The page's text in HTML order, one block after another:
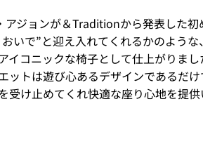
アジョンが＆Traditionから発表した初
いで”と迎え入れてくれるかのような
イコニックな椅子として仕上がりまし
ットは遊び心あるデザインであるだけ
受け止めてくれ快適な座り心地を提